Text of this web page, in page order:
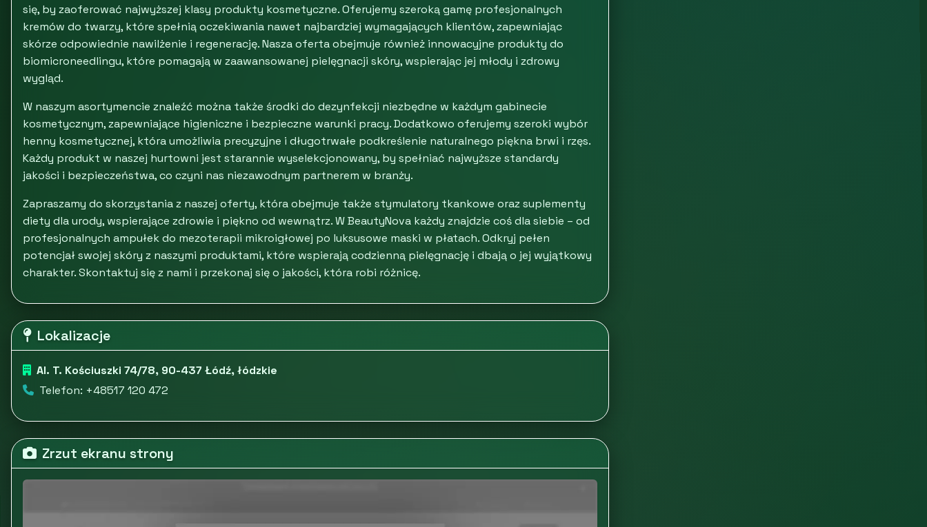
się, by zaoferować najwyższej klasy produkty kosmetyczne. Oferujemy szeroką gamę profesjonalnych
kremów do twarzy, które spełnią oczekiwania nawet najbardziej wymagających klientów, zapewniając
skórze odpowiednie nawilżenie i regenerację. Nasza oferta obejmuje również innowacyjne produkty do
biomicroneedlingu, które pomagają w zaawansowanej pielęgnacji skóry, wspierając jej młody i zdrowy
wygląd.
W naszym asortymencie znaleźć można także środki do dezynfekcji niezbędne w każdym gabinecie
kosmetycznym, zapewniające higieniczne i bezpieczne warunki pracy. Dodatkowo oferujemy szeroki wybór
henny kosmetycznej, która umożliwia precyzyjne i długotrwałe podkreślenie naturalnego piękna brwi i rzęs.
Każdy produkt w naszej hurtowni jest starannie wyselekcjonowany, by spełniać najwyższe standardy
jakości i bezpieczeństwa, co czyni nas niezawodnym partnerem w branży.
Zapraszamy do skorzystania z naszej oferty, która obejmuje także stymulatory tkankowe oraz suplementy
diety dla urody, wspierające zdrowie i piękno od wewnątrz. W BeautyNova każdy znajdzie coś dla siebie – od
profesjonalnych ampułek do mezoterapii mikroigłowej po luksusowe maski w płatach. Odkryj pełen
potencjał swojej skóry z naszymi produktami, które wspierają codzienną pielęgnację i dbają o jej wyjątkowy
charakter. Skontaktuj się z nami i przekonaj się o jakości, która robi różnicę.
Lokalizacje
Al. T. Kościuszki 74/78, 90-437 Łódź, łódzkie
Telefon: +48517 120 472
Zrzut ekranu strony